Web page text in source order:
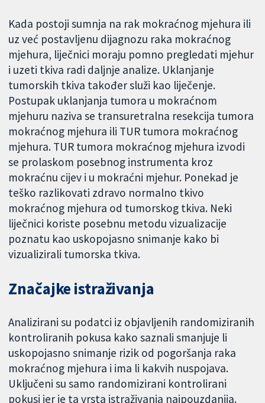
Kada postoji sumnja na rak mokraćnog mjehura ili
uz već postavljenu dijagnozu raka mokraćnog
mjehura, liječnici moraju pomno pregledati mjehur
i uzeti tkiva radi daljnje analize. Uklanjanje
tumorskih tkiva također služi kao liječenje.
Postupak uklanjanja tumora u mokraćnom
mjehuru naziva se transuretralna resekcija tumora
mokraćnog mjehura ili TUR tumora mokraćnog
mjehura. TUR tumora mokraćnog mjehura izvodi
se prolaskom posebnog instrumenta kroz
mokraćnu cijev i u mokraćni mjehur. Ponekad je
teško razlikovati zdravo normalno tkivo
mokraćnog mjehura od tumorskog tkiva. Neki
liječnici koriste posebnu metodu vizualizacije
poznatu kao uskopojasno snimanje kako bi
vizualizirali tumorska tkiva.
Značajke istraživanja
Analizirani su podatci iz objavljenih randomiziranih
kontroliranih pokusa kako saznali smanjuje li
uskopojasno snimanje rizik od pogoršanja raka
mokraćnog mjehura i ima li kakvih nuspojava.
Uključeni su samo randomizirani kontrolirani
pokusi jer je ta vrsta istraživanja najpouzdanija.